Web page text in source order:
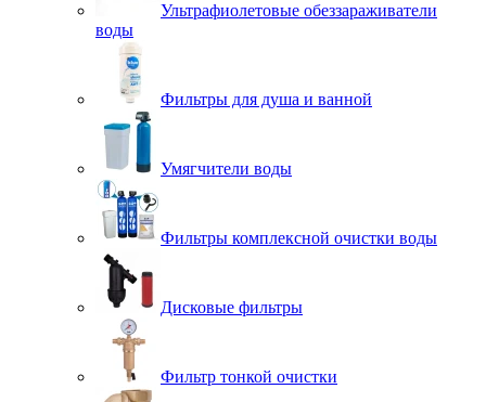
Ультрафиолетовые обеззараживатели
воды
Фильтры для душа и ванной
Умягчители воды
Фильтры комплексной очистки воды
Дисковые фильтры
Фильтр тонкой очистки